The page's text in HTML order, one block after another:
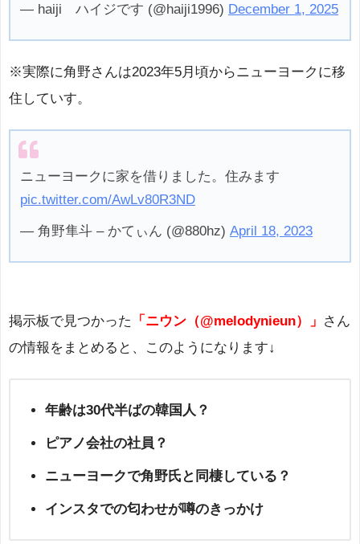
— haiji ハイジです (@haiji1996) December 1, 2025
※実際に角野さんは2023年5月頃からニューヨークに移
住していす。
ニューヨークに家を借りました。住みます
pic.twitter.com/AwLv80R3ND
— 角野隼斗 – かてぃん (@880hz) April 18, 2023
掲示板で見つかった 「ニウン（@melodynieun）」 さん
の情報をまとめると、このようになります↓
年齢は30代半ばの韓国人？
ピアノ会社の社員？
ニューヨークで角野氏と同棲している？
インスタでの匂わせが噂のきっかけ